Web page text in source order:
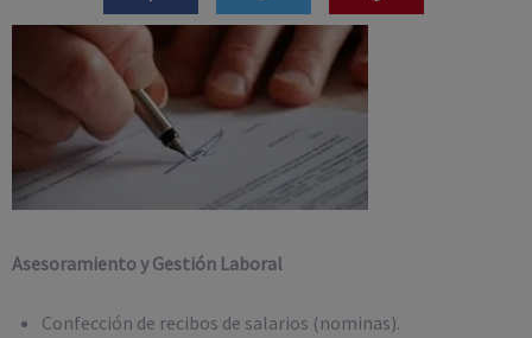
Asesoramiento y Gestión Laboral
Confección de recibos de salarios (nominas).